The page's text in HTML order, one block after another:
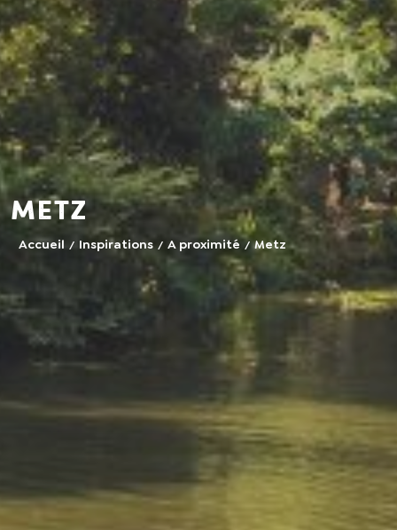
Metz
Accueil Inspirations A proximité Metz